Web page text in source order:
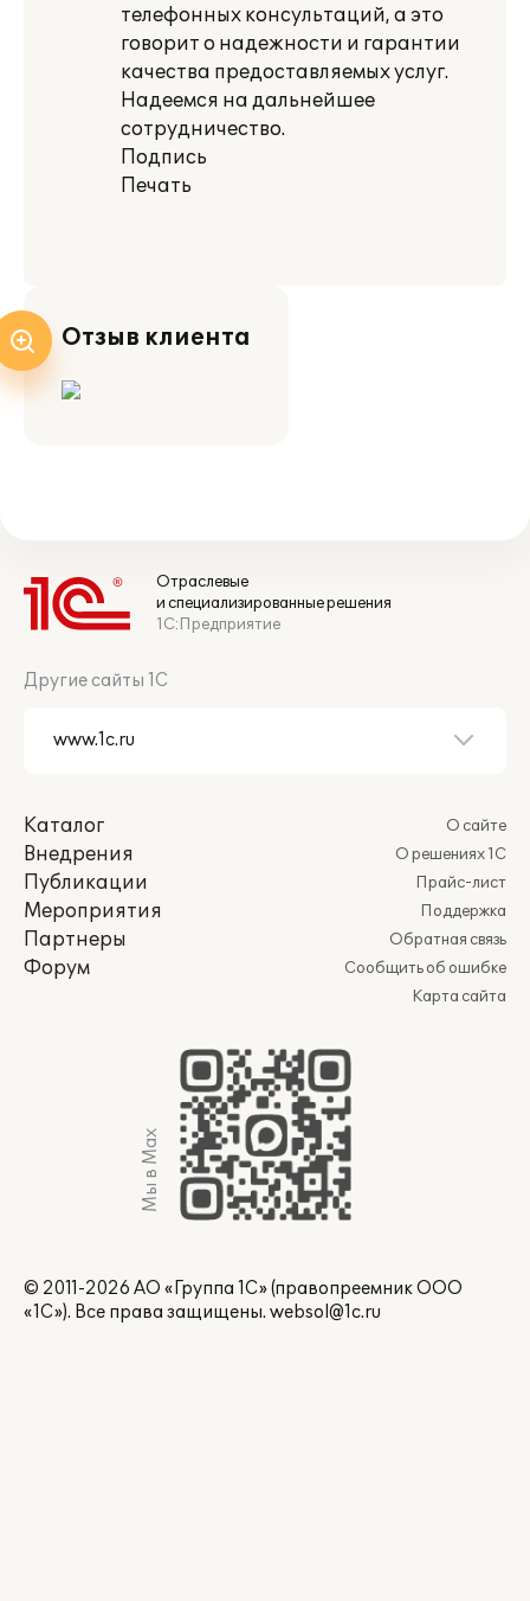
телефонных консультаций, а это
говорит о надежности и гарантии
качества предоставляемых услуг.
Надеемся на дальнейшее
сотрудничество.
Подпись
Печать
Отзыв клиента
Отраслевые
и специализированные решения
1С:Предприятие
Другие сайты 1С
Каталог
Внедрения
Публикации
Мероприятия
Партнеры
Форум
О сайте
О решениях 1С
Прайс-лист
Поддержка
Обратная связь
Сообщить об ошибке
Карта сайта
Мы в Max
© 2011-2026 АО «Группа 1С» (правопреемник ООО
«1С»). Все права защищены. websol@1c.ru